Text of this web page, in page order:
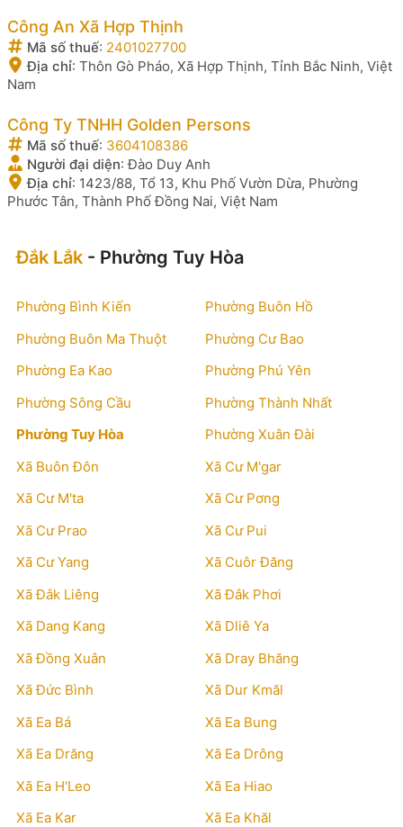
Công An Xã Hợp Thịnh
Mã số thuế: 2401027700
Địa chỉ: Thôn Gò Pháo, Xã Hợp Thịnh, Tỉnh Bắc Ninh, Việt
Nam
Công Ty TNHH Golden Persons
Mã số thuế: 3604108386
Người đại diện:Đào Duy Anh
Địa chỉ: 1423/88, Tổ 13, Khu Phố Vườn Dừa, Phường
Phước Tân, Thành Phố Đồng Nai, Việt Nam
Đắk Lắk - Phường Tuy Hòa
Phường Bình Kiến
Phường Buôn Hồ
Phường Buôn Ma Thuột
Phường Cư Bao
Phường Ea Kao
Phường Phú Yên
Phường Sông Cầu
Phường Thành Nhất
Phường Tuy Hòa
Phường Xuân Đài
Xã Buôn Đôn
Xã Cư M'gar
Xã Cư M'ta
Xã Cư Pơng
Xã Cư Prao
Xã Cư Pui
Xã Cư Yang
Xã Cuôr Đăng
Xã Đắk Liêng
Xã Đắk Phơi
Xã Dang Kang
Xã Dliê Ya
Xã Đồng Xuân
Xã Dray Bhăng
Xã Đức Bình
Xã Dur Kmăl
Xã Ea Bá
Xã Ea Bung
Xã Ea Drăng
Xã Ea Drông
Xã Ea H'Leo
Xã Ea Hiao
Xã Ea Kar
Xã Ea Khăl